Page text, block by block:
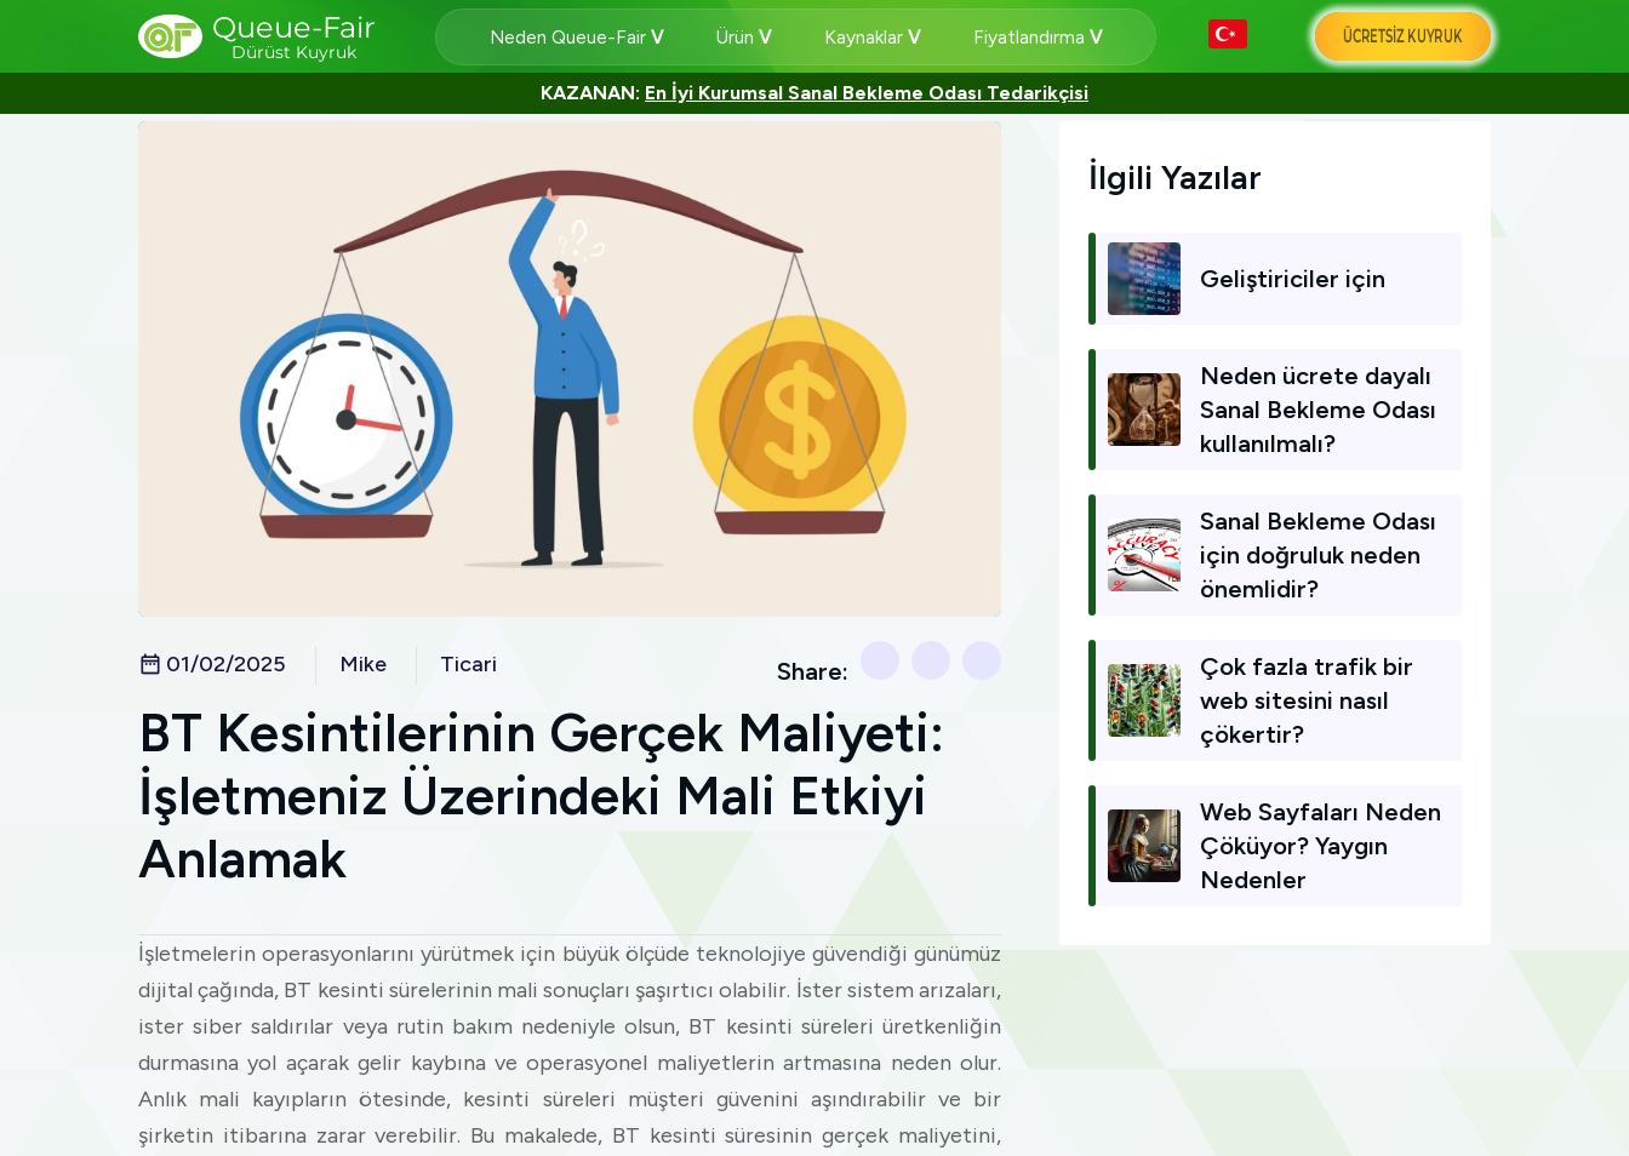
Queue-Fair
Dürüst Kuyruk
Neden Queue-Fair Ürün Kaynaklar Fiyatlandırma ÜCRETSIZ KUYRUK
KAZANAN: En İyi Kurumsal Sanal Bekleme Odası Tedarikçisi
01/02/2025 Mike Ticari Share:
BT Kesintilerinin Gerçek Maliyeti:
İşletmeniz Üzerindeki Mali Etkiyi
Anlamak
İşletmelerin operasyonlarını yürütmek için büyük ölçüde teknolojiye güvendiği günümüz
dijital çağında, BT kesinti sürelerinin mali sonuçları şaşırtıcı olabilir. İster sistem arızaları,
ister siber saldırılar veya rutin bakım nedeniyle olsun, BT kesinti süreleri üretkenliğin
durmasına yol açarak gelir kaybına ve operasyonel maliyetlerin artmasına neden olur.
Anlık mali kayıpların ötesinde, kesinti süreleri müşteri güvenini aşındırabilir ve bir
şirketin itibarına zarar verebilir. Bu makalede, BT kesinti süresinin gerçek maliyetini,
İlgili Yazılar
Geliştiriciler için
Neden ücrete dayalı
Sanal Bekleme Odası
kullanılmalı?
Sanal Bekleme Odası
için doğruluk neden
önemlidir?
Çok fazla trafik bir
web sitesini nasıl
çökertir?
Web Sayfaları Neden
Çöküyor? Yaygın
Nedenler